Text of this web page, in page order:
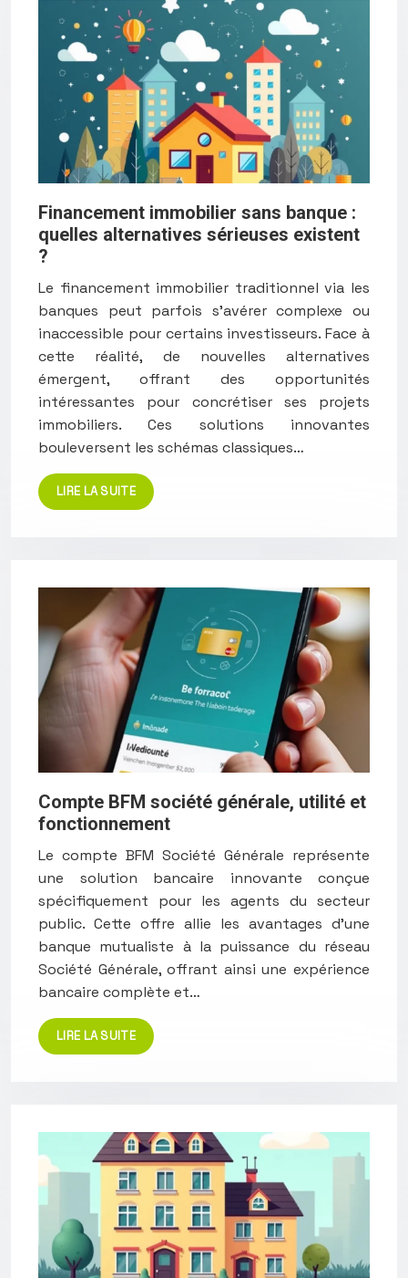
Financement immobilier sans banque :
quelles alternatives sérieuses existent
?
Le financement immobilier traditionnel via les
banques peut parfois s’avérer complexe ou
inaccessible pour certains investisseurs. Face à
cette réalité, de nouvelles alternatives
émergent, offrant des opportunités
intéressantes pour concrétiser ses projets
immobiliers. Ces solutions innovantes
bouleversent les schémas classiques…
LIRE LA SUITE
Compte BFM société générale, utilité et
fonctionnement
Le compte BFM Société Générale représente
une solution bancaire innovante conçue
spécifiquement pour les agents du secteur
public. Cette offre allie les avantages d’une
banque mutualiste à la puissance du réseau
Société Générale, offrant ainsi une expérience
bancaire complète et…
LIRE LA SUITE